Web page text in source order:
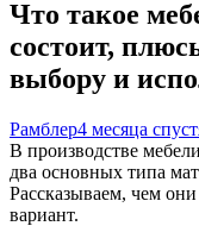
Что такое
состоит,
выбору и
Рамблер4 месяца
В производстве
два основных типа
Рассказываем, чем
вариант.